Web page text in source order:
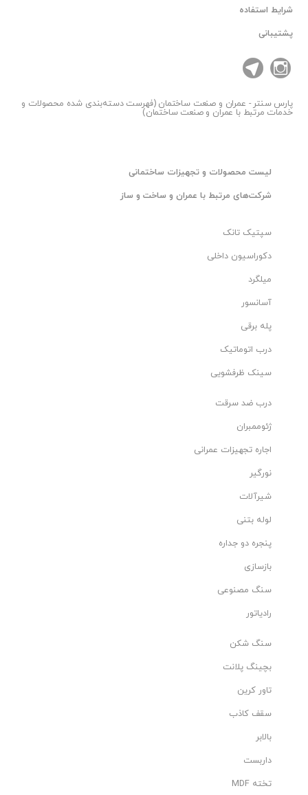
شرایط استفاده
پشتیبانی
پارس سنتر- عمران و صنعت ساختمان (فهرست دسته‌بندی شده محصولات و
خدمات مرتبط با عمران و صنعت ساختمان)
لیست محصولات و تجهیزات ساختمانی
شرکت‌های مرتبط با عمران و ساخت و ساز
سپتیک تانک
دکوراسیون داخلی
میلگرد
آسانسور
پله برقی
درب اتوماتیک
سینک ظرفشویی
درب ضد سرقت
ژئوممبران
اجاره تجهیزات عمرانی
نورگیر
شیرآلات
لوله بتنی
پنجره دو جداره
بازسازی
سنگ مصنوعی
رادیاتور
سنگ شکن
بچینگ پلانت
تاور کرین
سقف کاذب
بالابر
داربست
تخته MDF